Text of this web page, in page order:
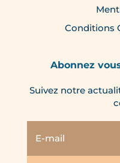
Conditions
Abonnez
Suivez notre